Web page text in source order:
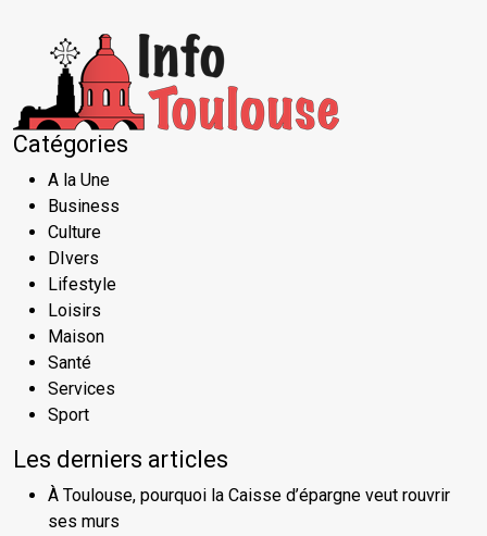
Catégories
A la Une
Business
Culture
DIvers
Lifestyle
Loisirs
Maison
Santé
Services
Sport
Les derniers articles
À Toulouse, pourquoi la Caisse d’épargne veut rouvrir
ses murs